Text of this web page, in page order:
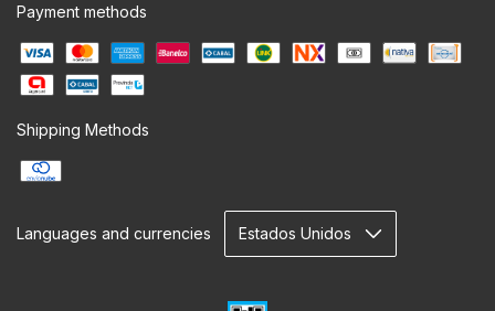
Payment methods
Shipping Methods
Languages and currencies